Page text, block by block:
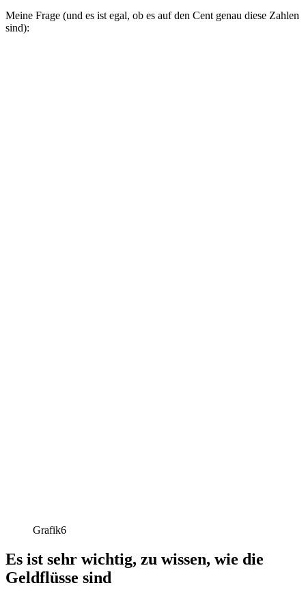
Meine Frage (und es ist egal, ob es auf den Cent genau diese Zahlen
sind):
Grafik6
Es ist sehr wichtig, zu wissen, wie die
Geldflüsse sind